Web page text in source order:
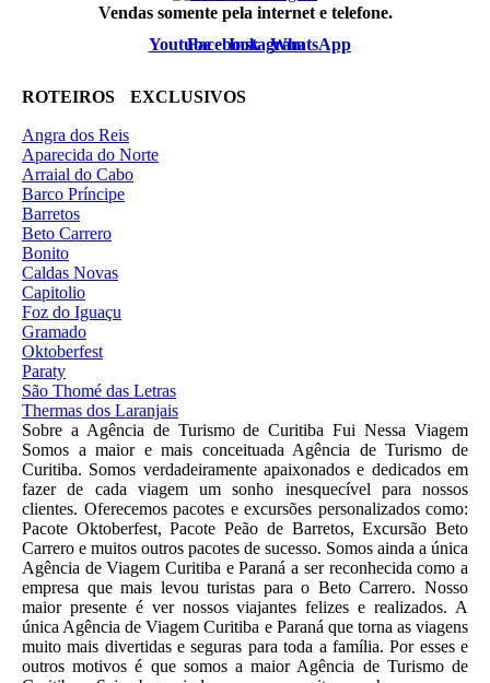
Vendas somente pela internet e telefone.
YoutubeFacebookInstagramWhatsApp
ROTEIROS EXCLUSIVOS
Angra dos Reis
Aparecida do Norte
Arraial do Cabo
Barco Príncipe
Barretos
Beto Carrero
Bonito
Caldas Novas
Capitolio
Foz do Iguaçu
Gramado
Oktoberfest
Paraty
São Thomé das Letras
Thermas dos Laranjais
Sobre a Agência de Turismo de Curitiba Fui Nessa Viagem
Somos a maior e mais conceituada Agência de Turismo de
Curitiba. Somos verdadeiramente apaixonados e dedicados em
fazer de cada viagem um sonho inesquecível para nossos
clientes. Oferecemos pacotes e excursões personalizados como:
Pacote Oktoberfest, Pacote Peão de Barretos, Excursão Beto
Carrero e muitos outros pacotes de sucesso. Somos ainda a única
Agência de Viagem Curitiba e Paraná a ser reconhecida como a
empresa que mais levou turistas para o Beto Carrero. Nosso
maior presente é ver nossos viajantes felizes e realizados. A
única Agência de Viagem Curitiba e Paraná que torna as viagens
muito mais divertidas e seguras para toda a família. Por esses e
outros motivos é que somos a maior Agência de Turismo de